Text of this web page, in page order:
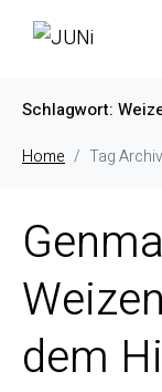
Schlagwort:
Home Tag
dem